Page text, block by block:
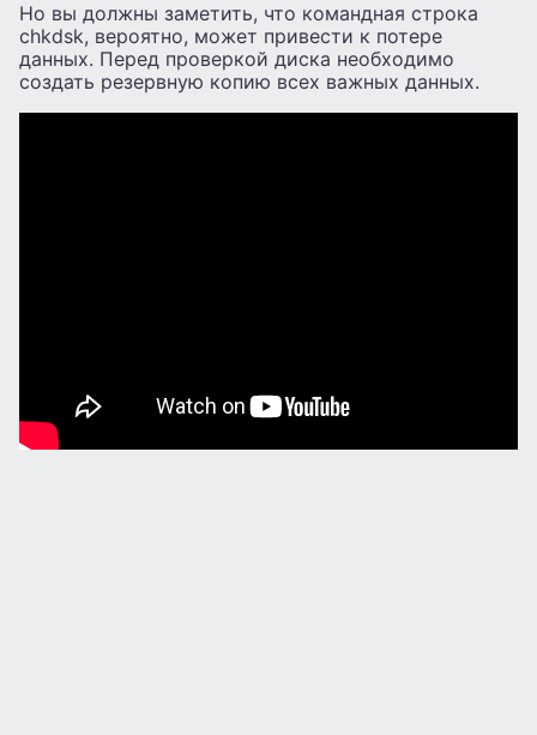
Но вы должны заметить, что командная строка
chkdsk, вероятно, может привести к потере
данных. Перед проверкой диска необходимо
создать резервную копию всех важных данных.